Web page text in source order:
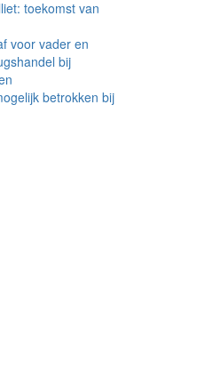
toekomst van
voor vader en
bij
betrokken bij